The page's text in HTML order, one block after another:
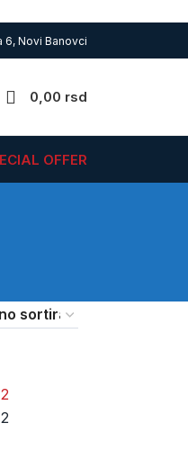
6, Novi Banovci
0,00 rsd
OFFER